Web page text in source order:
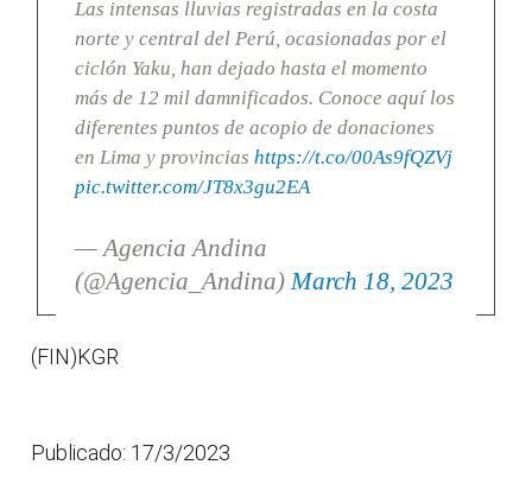
Las intensas lluvias registradas en la costa
norte y central del Perú, ocasionadas por el
ciclón Yaku, han dejado hasta el momento
más de 12 mil damnificados. Conoce aquí los
diferentes puntos de acopio de donaciones
en Lima y provincias https://t.co/00As9fQZVj
pic.twitter.com/JT8x3gu2EA
— Agencia Andina
(@Agencia_Andina) March 18, 2023
(FIN)KGR
Publicado: 17/3/2023